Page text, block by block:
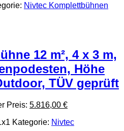
Nivtec Komplettbühnen
12 m², 4 x 3 m,
Höhe
TÜV geprüft
Preis: 5.816,00 €Aktueller
ist:
Kategorie: Nivtec